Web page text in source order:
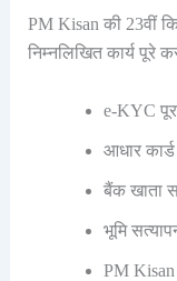
PM Kisan की 23वीं
निम्नलिखित कार्य पूरे
e-KYC
आधार
बैंक खाता
भूमि
PM Kisan